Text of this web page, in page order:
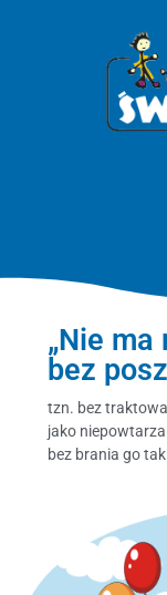
„Nie ma
bez
tzn. bez
jako
bez brania go